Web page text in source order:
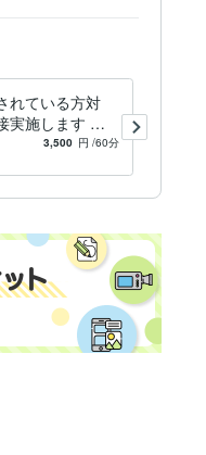
年数 : 5年
れている方対
実施します 人
苦手な方向け：
3,500 円 /60分